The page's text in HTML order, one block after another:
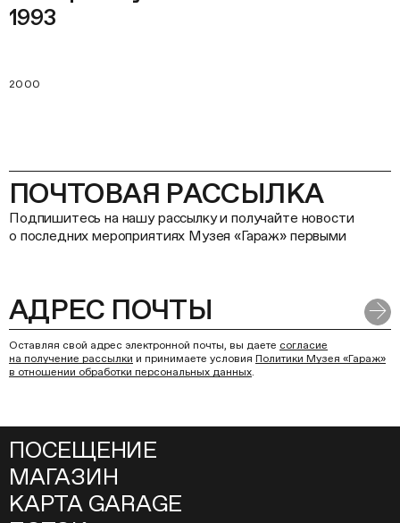
1993
2000
ПОЧТОВАЯ РАССЫЛКА
Подпишитесь на нашу рассылку и получайте новости
о последних мероприятиях Музея «Гараж» первыми
Оставляя свой адрес электронной почты, вы даете согласие
на получение рассылки и принимаете условия Политики Музея «Гараж»
в отношении обработки персональных данных.
ПОСЕЩЕНИЕ
МАГАЗИН
КАРТА GARAGE